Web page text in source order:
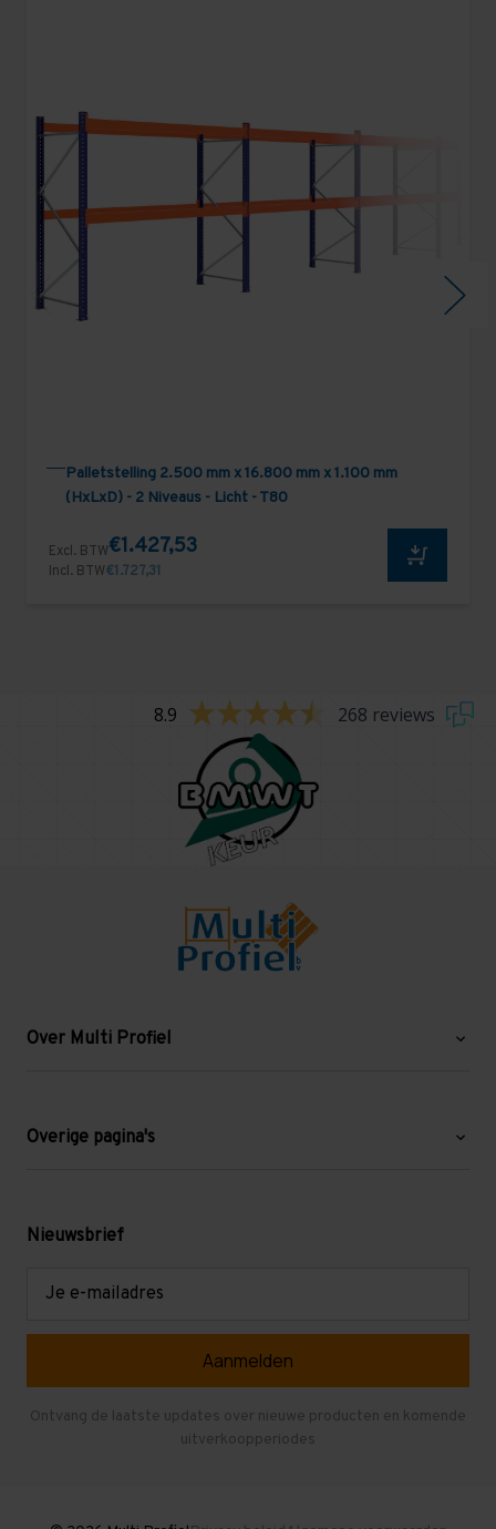
Palletstelling 2.500 mm x 16.800 mm x 1.100 mm
(HxLxD) - 2 Niveaus - Licht - T80
Excl. BTW€1.427,53
Incl. BTW€1.727,31
8.9 268 reviews
Over Multi Profiel
Blog
Levering en afhalen
Overige pagina's
Mezzanine
Verdiepingsvloeren
Gebruikte entresolvloeren
Nieuwsbrief
Ontvang de laatste updates over nieuwe producten en komende
uitverkoopperiodes